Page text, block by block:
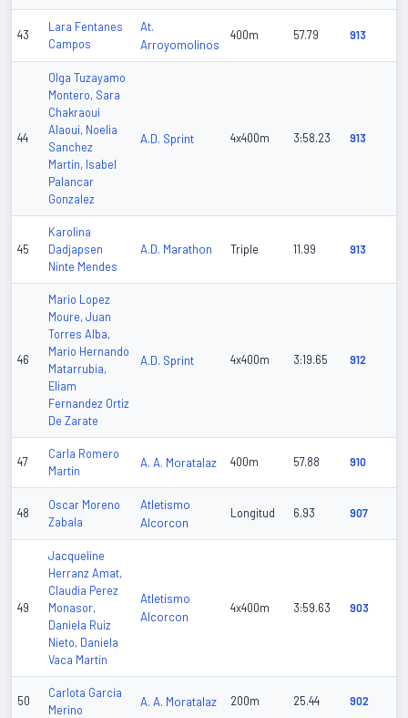
43
Lara Fentanes
Campos
At.
Arroyomolinos
400m 57.79 913
44
Olga Tuzayamo
Montero, Sara
Chakraoui
Alaoui, Noelia
Sanchez
Martin, Isabel
Palancar
Gonzalez
A.D. Sprint 4x400m 3:58.23 913
45
Karolina
Dadjapsen
Ninte Mendes
A.D. Marathon Triple 11.99 913
46
Mario Lopez
Moure, Juan
Torres Alba,
Mario Hernando
Matarrubia,
Eliam
Fernandez Ortiz
De Zarate
A.D. Sprint 4x400m 3:19.65 912
47
Carla Romero
Martin
A. A. Moratalaz 400m 57.88 910
48
Oscar Moreno
Zabala
Atletismo
Alcorcon
Longitud 6.93 907
49
Jacqueline
Herranz Amat,
Claudia Perez
Monasor,
Daniela Ruiz
Nieto, Daniela
Vaca Martin
Atletismo
Alcorcon
4x400m 3:59.63 903
50
Carlota Garcia
Merino
A. A. Moratalaz 200m 25.44 902